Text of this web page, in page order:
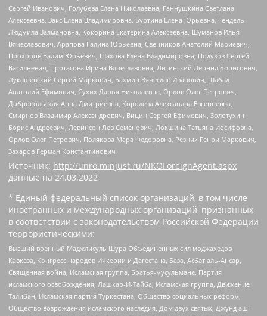
Сергей Иванович, Голубева Елена Николаевна, Ганнушкина Светлана
Алексеевна, Закс Елена Владимировна, Буртина Елена Юрьевна, Гендель
Людмила Залмановна, Кокорина Екатерина Алексеевна, Шуманов Илья
Вячеславович, Арапова Галина Юрьевна, Свечников Анатолий Мариевич,
Прохоров Вадим Юрьевич, Шахова Елена Владимировна, Подузов Сергей
Васильевич, Протасова Ирина Вячеславовна, Литинский Леонид Борисович,
Лукашевский Сергей Маркович, Бахмин Вячеслав Иванович, Шабад
Анатолий Ефимович, Сухих Дарья Николаевна, Орлов Олег Петрович,
Добровольская Анна Дмитриевна, Королева Александра Евгеньевна,
Смирнов Владимир Александрович, Вицин Сергей Ефимович, Золотухин
Борис Андреевич, Левинсон Лев Семенович, Локшина Татьяна Иосифовна,
Орлов Олег Петрович, Полякова Мара Федоровна, Резник Генри Маркович,
Захаров Герман Константинович
Источник: http://unro.minjust.ru/NKOForeignAgent.aspx
данные на 24.03.2022
* Единый федеральный список организаций, в том числе
иностранных и международных организаций, признанных
в соответствии с законодательством Российской Федерации
террористическими:
Высший военный Маджлисуль Шура Объединенных сил моджахедов
Кавказа, Конгресс народов Ичкерии и Дагестана, База, Асбат аль-Ансар,
Священная война, Исламская группа, Братья-мусульмане, Партия
исламского освобождения, Лашкар-И-Тайба, Исламская группа, Движение
Талибан, Исламская партия Туркестана, Общество социальных реформ,
Общество возрождения исламского наследия, Дом двух святых, Джунд аш-